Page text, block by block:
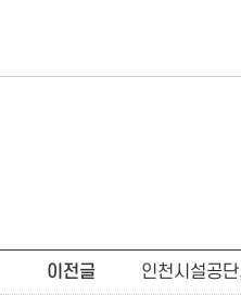
이전글 인천시설공